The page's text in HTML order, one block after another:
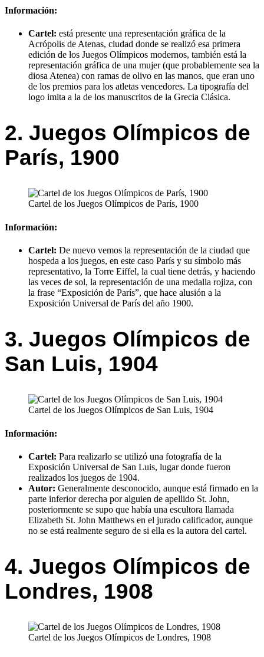
Información:
Cartel: está presente una representación gráfica de la
Acrópolis de Atenas, ciudad donde se realizó esa primera
edición de los Juegos Olímpicos modernos, también está la
representación gráfica de una mujer (que probablemente sea la
diosa Atenea) con ramas de olivo en las manos, que eran uno
de los premios para los atletas vencedores. La tipografía del
logo imita a la de los manuscritos de la Grecia Clásica.
2. Juegos Olímpicos de
París, 1900
Cartel de los Juegos Olímpicos de París, 1900
Información:
Cartel: De nuevo vemos la representación de la ciudad que
hospeda a los juegos, en este caso París y su símbolo más
representativo, la Torre Eiffel, la cual tiene detrás, y haciendo
las veces de sol, la representación de una medalla rojiza, con
la frase “Exposición de París”, que hace alusión a la
Exposición Universal de París del año 1900.
3. Juegos Olímpicos de
San Luis, 1904
Cartel de los Juegos Olímpicos de San Luis, 1904
Información:
Cartel: Para realizarlo se utilizó una fotografía de la
Exposición Universal de San Luis, lugar donde fueron
realizados los juegos de 1904.
Autor: Generalmente desconocido, aunque está firmado en la
parte inferior derecha por alguien de apellido St. John,
posteriormente se supo que había una escultora llamada
Elizabeth St. John Matthews en el jurado calificador, aunque
no se está realmente seguro de si ella es la autora del cartel.
4. Juegos Olímpicos de
Londres, 1908
Cartel de los Juegos Olímpicos de Londres, 1908